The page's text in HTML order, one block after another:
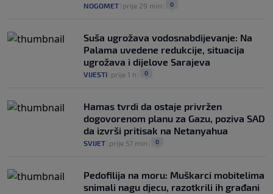
NOGOMET prije 29 min 0
Suša ugrožava vodosnabdijevanje: Na
Palama uvedene redukcije, situacija
ugrožava i dijelove Sarajeva
VIJESTI prije 1 h 0
Hamas tvrdi da ostaje privržen
dogovorenom planu za Gazu, poziva SAD
da izvrši pritisak na Netanyahua
SVIJET prije 57 min 0
Pedofilija na moru: Muškarci mobitelima
snimali nagu djecu, razotkrili ih građani